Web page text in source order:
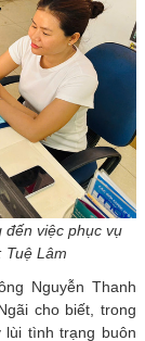
đến việc phục vụ
Tuệ Lâm
Nguyễn Thanh
cho biết, trong
lùi tình trạng buôn